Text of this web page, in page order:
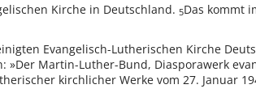
Kirche in Deutschland. 5Das kommt
Evangelisch-Lutherischen Kirche
»Der Martin-Luther-Bund, Diasporawerk
kirchlicher Werke vom 27. Januar